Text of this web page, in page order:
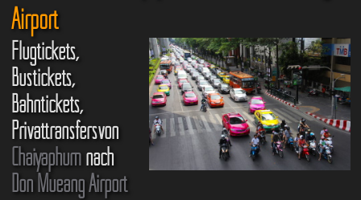
Airport
Flugtickets,
Bustickets,
Bahntickets,
Privattransfersvon
Chaiyaphumnach
Don Mueang Airport